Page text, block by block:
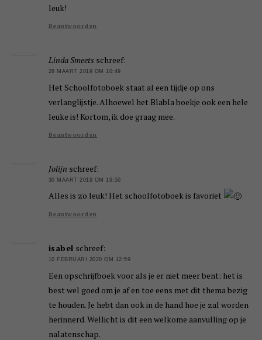
leuk!
Beantwoorden
Linda Smeets schreef:
28 MAART 2019 OM 10:49
Het Schoolfotoboek staat al een tijdje op ons
verlanglijstje. Alhoewel het Blabla boekje ook een hele
leuke is! Kortom, ik doe graag mee.
Beantwoorden
Jolijn schreef:
30 MAART 2019 OM 19:50
Alles is zo leuk! Het schoolfotoboek is favoriet
Beantwoorden
isabel schreef:
10 FEBRUARI 2020 OM 12:59
Een opschrijfboek voor als je er niet meer bent: het is
best wel goed om je af en toe eens met dit thema bezig
te houden. Je hebt dan ook in de hand hoe je zal worden
herinnerd. Wellicht is dit een welkome aanvulling op je
nalatenschap.